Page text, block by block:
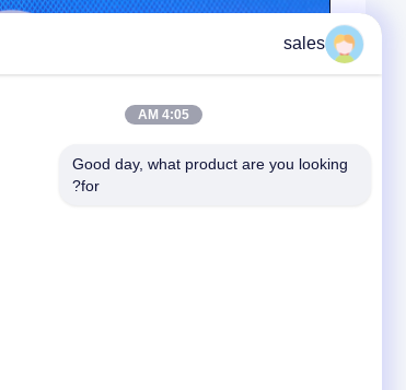
sales
4:05 AM
Good day, what product are you looking
for?